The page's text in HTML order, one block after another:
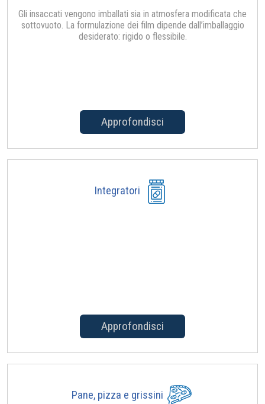
Gli insaccati vengono imballati sia in atmosfera modificata che
sottovuoto. La formulazione dei film dipende dall’imballaggio
desiderato: rigido o flessibile.
Approfondisci
Integratori
Approfondisci
Pane, pizza e grissini